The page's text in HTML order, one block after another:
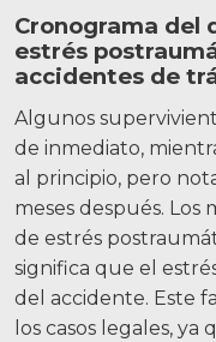
Cronograma del
estrés
accidentes de
Algunos
de inmediato,
al principio, pero
meses después. Los
de estrés
significa que el
del accidente. Este
los casos legales,